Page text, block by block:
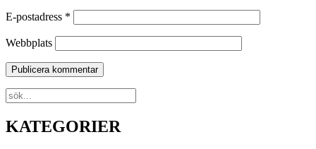
E-postadress *
Webbplats
KATEGORIER